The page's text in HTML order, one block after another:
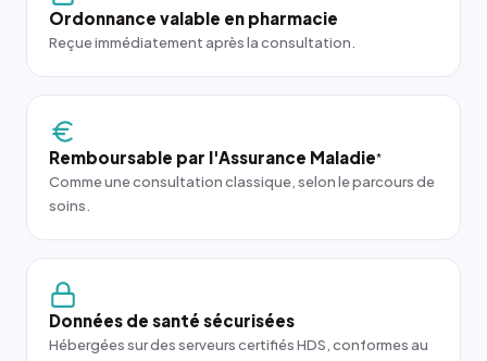
Ordonnance valable en pharmacie
Reçue immédiatement après la consultation.
Remboursable par l'Assurance Maladie*
Comme une consultation classique, selon le parcours de
soins.
Données de santé sécurisées
Hébergées sur des serveurs certifiés HDS, conformes au